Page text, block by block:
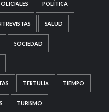
POLÍTICA
SALUD
SOCIEDAD
TERTULIA TIEMPO
TURISMO